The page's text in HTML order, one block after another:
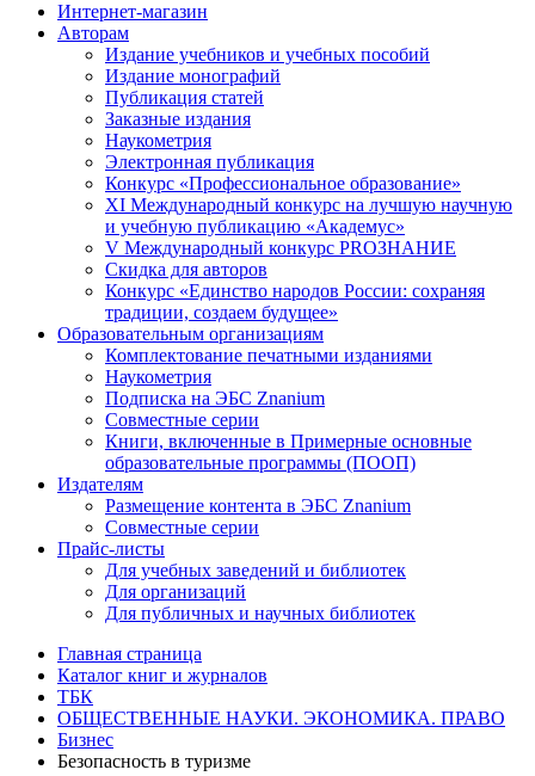
Интернет-магазин
Авторам
Издание учебников и учебных пособий
Издание монографий
Публикация статей
Заказные издания
Наукометрия
Электронная публикация
Конкурс «Профессиональное образование»
XI Международный конкурс на лучшую научную
и учебную публикацию «Академус»
V Международный конкурс PROЗНАНИЕ
Скидка для авторов
Конкурс «Единство народов России: сохраняя
традиции, создаем будущее»
Образовательным организациям
Комплектование печатными изданиями
Наукометрия
Подписка на ЭБС Znanium
Совместные серии
Книги, включенные в Примерные основные
образовательные программы (ПООП)
Издателям
Размещение контента в ЭБС Znanium
Совместные серии
Прайс-листы
Для учебных заведений и библиотек
Для организаций
Для публичных и научных библиотек
Главная страница
Каталог книг и журналов
ТБК
ОБЩЕСТВЕННЫЕ НАУКИ. ЭКОНОМИКА. ПРАВО
Бизнес
Безопасность в туризме